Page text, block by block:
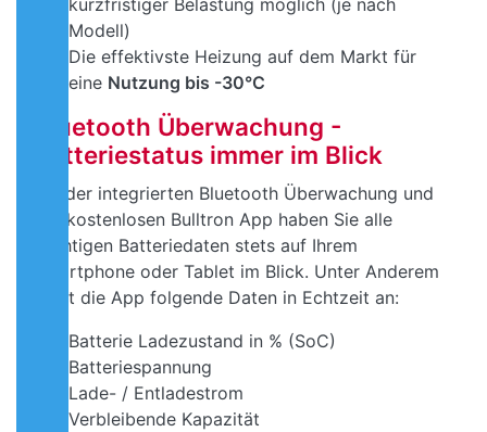
kurzfristiger Belastung möglich (je nach
Modell)
Die effektivste Heizung auf dem Markt für
eine Nutzung bis -30°C
Bluetooth Überwachung -
Batteriestatus immer im Blick
Mit der integrierten Bluetooth Überwachung und
der kostenlosen Bulltron App haben Sie alle
wichtigen Batteriedaten stets auf Ihrem
Smartphone oder Tablet im Blick. Unter Anderem
zeigt die App folgende Daten in Echtzeit an:
Batterie Ladezustand in % (SoC)
Batteriespannung
Lade- / Entladestrom
Verbleibende Kapazität